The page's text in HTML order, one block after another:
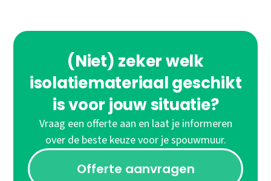
(Niet) zeker welk
isolatiemateriaal geschikt
is voor jouw situatie?
Vraag een offerte aan en laat je informeren
over de beste keuze voor je spouwmuur.
Offerte aanvragen